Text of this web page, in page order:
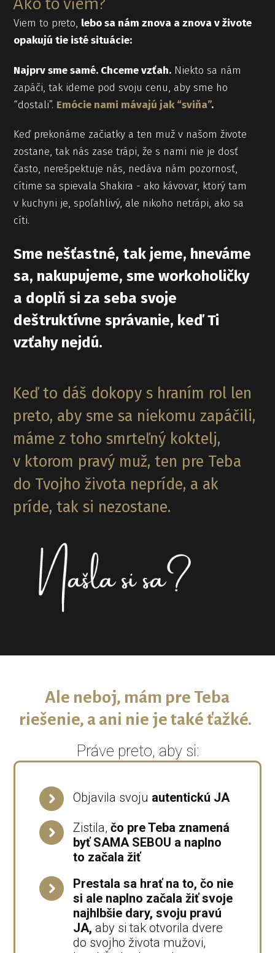
Ako to viem?
Viem to preto, lebo sa nám znova a znova v živote
opakujú tie isté situácie:
Najprv sme samé. Chceme vzťah. Niekto sa nám
zapáči, tak ideme pod svoju cenu, aby sme ho
“dostali”. Emócie nami mávajú jak “sviňa”.
Keď prekonáme začiatky a ten muž v našom živote
zostane, tak nás zase trápi, že s nami nie je dosť
často, nerešpektuje nás, nedáva nám pozornosť,
cítime sa spievala Shakira - ako kávovar, ktorý tam
v kuchyni je, spoľahlivý, ale nikoho netrápi, ako sa
cíti.
Sme nešťastné, tak jeme, hneváme
sa, nakupujeme, sme workoholičky
a doplň si za seba svoje
deštruktívne správanie, keď Ti
vzťahy nejdú.
Keď to dáš dokopy s hraním rol len
preto, aby sme sa niekomu zapáčili,
máme z toho smrteľný koktelj,
v ktorom pravý muž, ten pre Teba
do Tvojho života nepríde, a ak
príde, tak si nezostane.
Ale neboj, mám pre Teba
riešenie, a ani nie je také ťažké.
Práve preto, aby si:
Objavila svoju autentickú JA
Zistila,čo pre Teba znamená
byť SAMA SEBOU a naplno
to začala žiť
Prestala sa hrať na to, čo nie
si ale naplno začala žiť svoje
najhlbšie dary, svoju pravú
JA,aby si tak otvorila dvere
do svojho života mužovi,